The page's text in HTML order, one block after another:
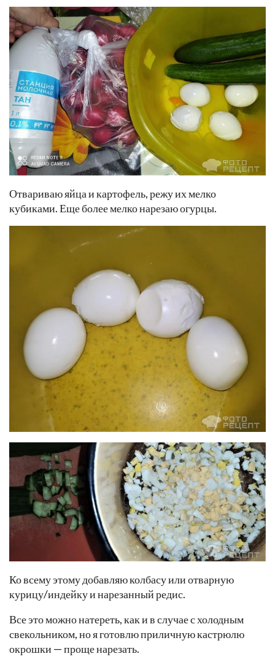
Отвариваю яйца и картофель, режу их мелко
кубиками. Еще более мелко нарезаю огурцы.
Ко всему этому добавляю колбасу или отварную
курицу/индейку и нарезанный редис.
Все это можно натереть, как и в случае с холодным
свекольником, но я готовлю приличную кастрюлю
окрошки — проще нарезать.